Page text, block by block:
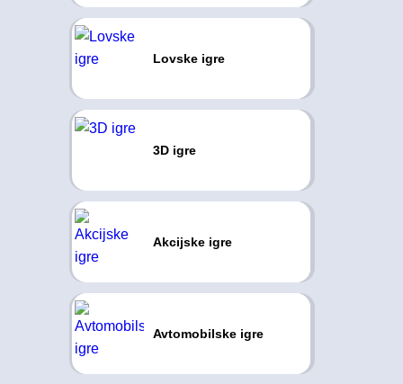
Lovske igre
3D igre
Akcijske igre
Avtomobilske igre